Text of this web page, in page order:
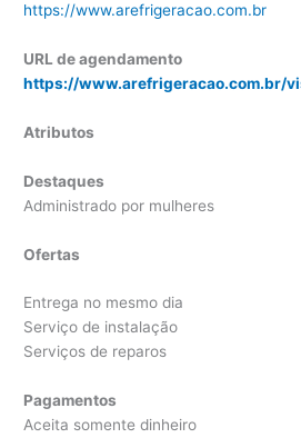
https://www.arefrigeracao.com.br
URL de agendamento
https://www.arefrigeracao.com.br/
Atributos
Destaques
Administrado por mulheres
Ofertas
Entrega no mesmo dia
Serviço de instalação
Serviços de reparos
Pagamentos
Aceita somente dinheiro